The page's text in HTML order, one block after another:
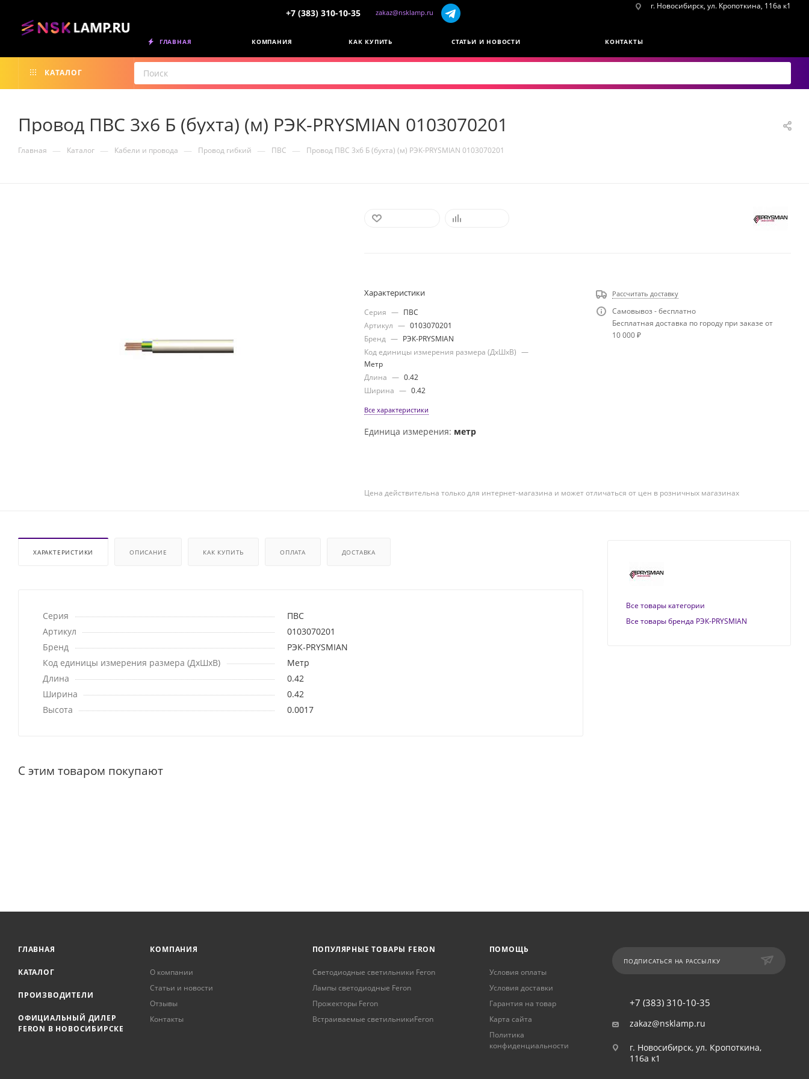
+7 (383) 310-10-35 zakaz@nsklamp.ru
г. Новосибирск, ул. Кропоткина, 116а к1
ГЛАВНАЯ КОМПАНИЯ КАК КУПИТЬ СТАТЬИ И НОВОСТИ КОНТАКТЫ
КАТАЛОГ
Провод ПВС 3х6 Б (бухта) (м) РЭК-PRYSMIAN 0103070201
Главная — Каталог — Кабели и провода — Провод гибкий — ПВС — Провод ПВС 3х6 Б (бухта) (м) РЭК-PRYSMIAN 0103070201
Характеристики
Серия — ПВС
Артикул — 0103070201
Бренд — РЭК-PRYSMIAN
Код единицы измерения размера (ДхШхВ) —
Метр
Длина — 0.42
Ширина — 0.42
Все характеристики
Единица измерения: метр
Рассчитать доставку
Самовывоз - бесплатно
Бесплатная доставка по городу при заказе от
10 000 ₽
Цена действительна только для интернет-магазина и может отличаться от цен в розничных магазинах
ХАРАКТЕРИСТИКИ ОПИСАНИЕ КАК КУПИТЬ ОПЛАТА ДОСТАВКА
Серия
ПВС
Артикул
0103070201
Бренд
РЭК-PRYSMIAN
Код единицы измерения размера (ДхШхВ)
Метр
Длина
0.42
Ширина
0.42
Высота
0.0017
С этим товаром покупают
Все товары категории
Все товары бренда РЭК-PRYSMIAN
ГЛАВНАЯ
КАТАЛОГ
ПРОИЗВОДИТЕЛИ
ОФИЦИАЛЬНЫЙ ДИЛЕР
FERON В НОВОСИБИРСКЕ
КОМПАНИЯ
О компании
Статьи и новости
Отзывы
Контакты
ПОПУЛЯРНЫЕ ТОВАРЫ FERON
Светодиодные светильники Feron
Лампы светодиодные Feron
Прожекторы Feron
Встраиваемые светильникиFeron
ПОМОЩЬ
Условия оплаты
Условия доставки
Гарантия на товар
Карта сайта
Политика
конфиденциальности
ПОДПИСАТЬСЯ НА РАССЫЛКУ
+7 (383) 310-10-35
zakaz@nsklamp.ru
г. Новосибирск, ул. Кропоткина,
116а к1